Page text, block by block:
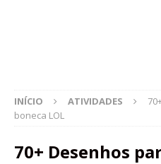
INÍCIO ATIVIDADES
boneca LOL
70+ Desenhos